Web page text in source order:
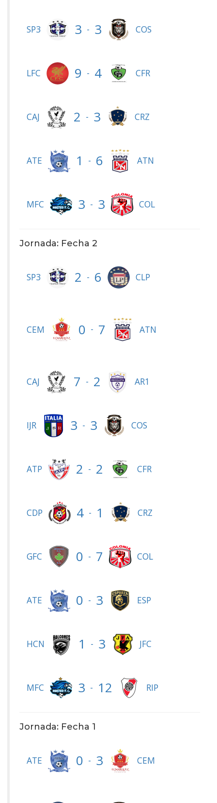
SP3 3 - 3 COS
LFC 9 - 4 CFR
CAJ 2 - 3 CRZ
ATE 1 - 6 ATN
MFC 3 - 3 COL
Jornada: Fecha 2
SP3 2 - 6 CLP
CEM 0 - 7 ATN
CAJ 7 - 2 AR1
IJR 3 - 3 COS
ATP 2 - 2 CFR
CDP 4 - 1 CRZ
GFC 0 - 7 COL
ATE 0 - 3 ESP
HCN 1 - 3 JFC
MFC 3 - 12 RIP
Jornada: Fecha 1
ATE 0 - 3 CEM